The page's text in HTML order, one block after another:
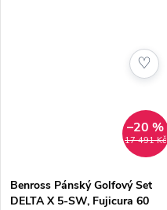
17 491 Kč
–20 %
Benross Pánský Golfový Set
DELTA X 5-SW, Fujicura 60
♡